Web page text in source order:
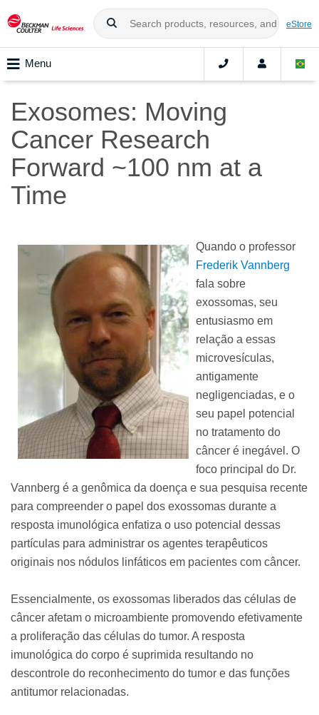
eStore
Menu
Exosomes: Moving
Cancer Research
Forward ~100 nm at a
Time
Quando o professor
Frederik Vannberg
fala sobre
exossomas, seu
entusiasmo em
relação a essas
microvesículas,
antigamente
negligenciadas, e o
seu papel potencial
no tratamento do
câncer é inegável. O
foco principal do Dr.
Vannberg é a genômica da doença e sua pesquisa recente
para compreender o papel dos exossomas durante a
resposta imunológica enfatiza o uso potencial dessas
partículas para administrar os agentes terapêuticos
originais nos nódulos linfáticos em pacientes com câncer.
Essencialmente, os exossomas liberados das células de
câncer afetam o microambiente promovendo efetivamente
a proliferação das células do tumor. A resposta
imunológica do corpo é suprimida resultando no
descontrole do reconhecimento do tumor e das funções
antitumor relacionadas.